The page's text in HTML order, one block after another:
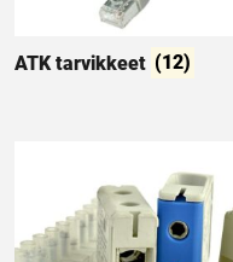
ATK tarvikkeet (12)